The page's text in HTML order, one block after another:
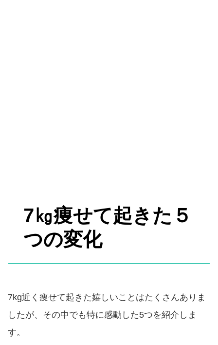
7㎏痩せて起きた５
つの変化
7kg近く痩せて起きた嬉しいことはたくさんありま
したが、その中でも特に感動した5つを紹介しま
す。